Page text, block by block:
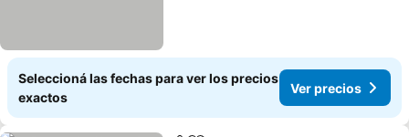
Seleccioná las fechas para ver los precios
exactos
Ver precios